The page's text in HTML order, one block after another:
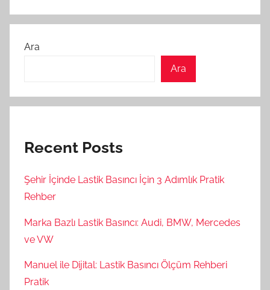
Ara
Ara
Recent Posts
Şehir İçinde Lastik Basıncı İçin 3 Adımlık Pratik
Rehber
Marka Bazlı Lastik Basıncı: Audi, BMW, Mercedes
ve VW
Manuel ile Dijital: Lastik Basıncı Ölçüm Rehberi
Pratik